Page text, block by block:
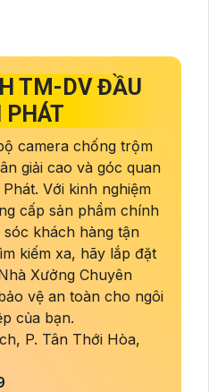
TM-DV ĐẦU
PHÁT
camera chống trộm
giải cao và góc quan
Với kinh nghiệm
cấp sản phẩm chính
khách hàng tận
kiếm xa, hãy lắp đặt
Xưởng Chuyên
vệ an toàn cho ngôi
của bạn.
P. Tân Thới Hòa,